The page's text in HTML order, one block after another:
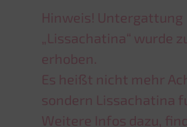
Hinweis! Untergattung
„Lissachatina“ wurde
erhoben.
Es heißt nicht mehr
sondern Lissachatina
Weitere Infos dazu,